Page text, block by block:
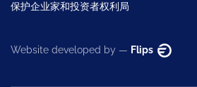
保护企业家和投资者权利局
Website developed by — Flips